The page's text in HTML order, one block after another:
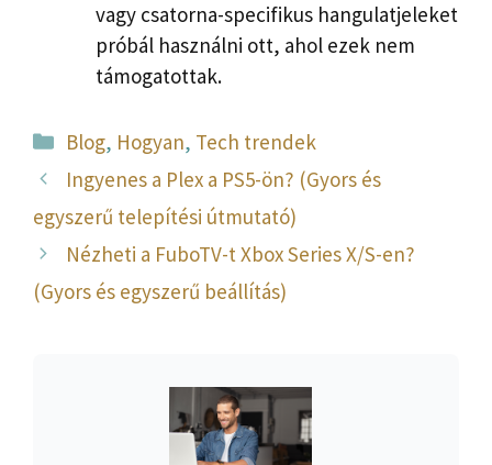
vagy csatorna-specifikus hangulatjeleket
próbál használni ott, ahol ezek nem
támogatottak.
Kategória
Blog, Hogyan, Tech trendek
Ingyenes a Plex a PS5-ön? (Gyors és
egyszerű telepítési útmutató)
Nézheti a FuboTV-t Xbox Series X/S-en?
(Gyors és egyszerű beállítás)